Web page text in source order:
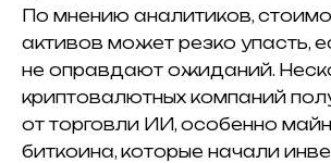
По мнению аналитиков,
активов может резко упасть,
не оправдают ожиданий.
криптовалютных компаний
от торговли ИИ, особенно
биткоина, которые начали